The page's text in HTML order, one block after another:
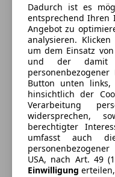
CO₂-Emissionen
Ausstattung
Komfort
3-Zonen-
Armlehne
Berganfahrassistent
Einparkhilfe
Einparkhilfe
Einparkhilfe
Mehr anzeigen
Farbe und
Außenfarbe
Farbe laut Hersteller
Dadurch ist es
entsprechend Ihren
Angebot zu
analysieren.
um dem Einsatz
und der damit
Button unten
hinsichtlich der
Verarbeitung
widersprechen,
berechtigter
umfasst auch
USA, nach Art. 49
Einwilligung